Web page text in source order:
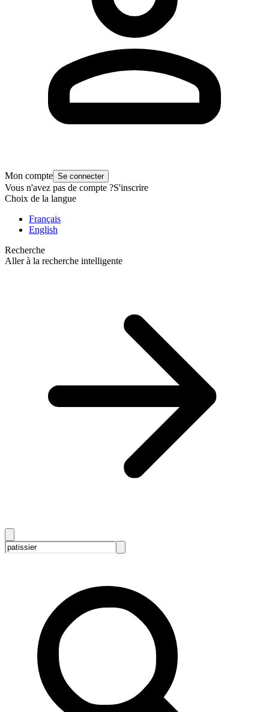
Mon compte Se connecter
Vous n'avez pas de compte ?S'inscrire
Choix de la langue
Français
English
Recherche
Aller à la recherche intelligente